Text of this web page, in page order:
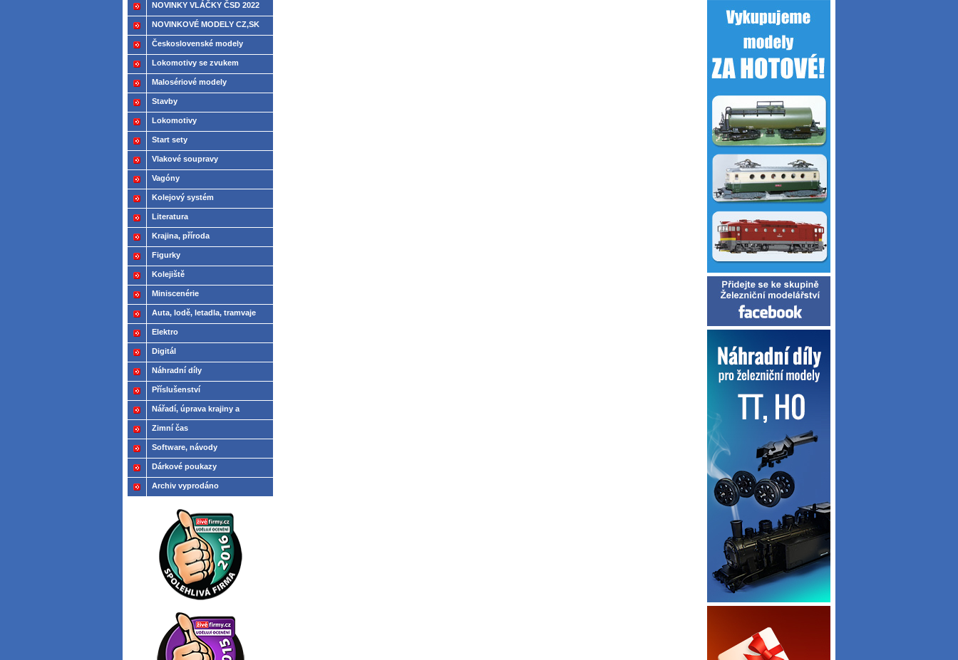
NOVINKY VLÁČKY ČSD 2022
NOVINKOVÉ MODELY CZ,SK
2021
Československé modely
ČSD,ČD
Lokomotivy se zvukem
Malosériové modely
Stavby
Lokomotivy
Start sety
Vlakové soupravy
Vagóny
Kolejový systém
Literatura
Krajina, příroda
Figurky
Kolejiště
Miniscenérie
Auta, lodě, letadla, tramvaje
Elektro
Digitál
Náhradní díly
Příslušenství
Nářadí, úprava krajiny a
modelů
Zimní čas
Software, návody
Dárkové poukazy
Archiv vyprodáno